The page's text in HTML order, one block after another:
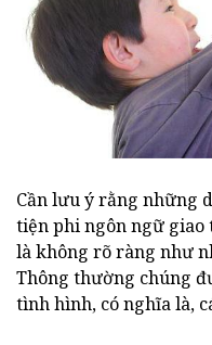
Cần lưu ý rằng những
tiện phi ngôn ngữ giao
là không rõ ràng như
Thông thường chúng
tình hình, có nghĩa là,